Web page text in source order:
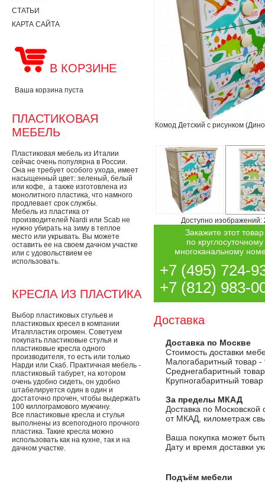
СТАТЬИ
КАРТА САЙТА
В КОРЗИНЕ
Ваша корзина пуста
ПЛАСТИКОВАЯ
МЕБЕЛЬ
Пластиковая мебель из Италии
сейчас очень популярна в России.
Она не требует особого ухода, имеет
насыщенный цвет: зеленый, белый
или кофе, а также изготовлена из
монолитного пластика, что намного
продлевает срок службы.
Мебель из пластика от
производителей Nardi или Scab не
нужно убирать на зиму в теплое
место или укрывать. Вы можете
оставить ее на своем дачном участке
или с удовольствием ее
использовать.
КРЕСЛА ИЗ ПЛАСТИКА
Выбор пластиковых стульев и
пластиковых кресел в компании
Италпластик огромен. Советуем
покупать пластиковые стулья и
пластиковые кресла одного
производителя, то есть или только
Нарди или Скаб. Практичная мебель -
пластиковый табурет, на котором
очень удобно сидеть, он удобно
штабелируется один в один и
достаточно прочен, чтобы выдержать
100 киллограмового мужчину.
Все пластиковые кресла и стулья
выполнены из всепогодного прочного
пластика. Такие кресла можно
использовать как на кухне, так и на
дачном участке.
Комод Детский с рисунком
Доступно изображений:
Закажите этот товар
по круглосуточному
многоканальному
+7 (495) 724-
+7 (812) 983-
Доставка
Доставка по Москве
Стоимость доставки
Малогабаритный товар -
Среднегабаритный
Крупногабаритный
За пределы МКАД
Доставка по
от МКАД, километраж
Ваша покупка может
Дату и время доставки
Подъём мебели